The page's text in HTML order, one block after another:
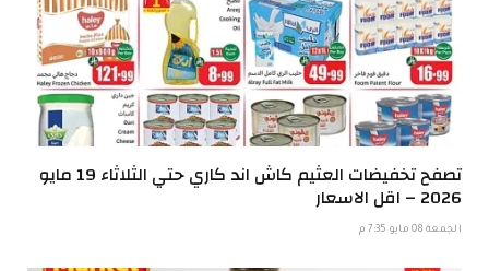
تصفح تخفيضات العثيم كاش اند كاري حتي الثلاثاء 19 مايو
2026 – اقل الاسعار
الجمعة 08 مايو 7:35 م